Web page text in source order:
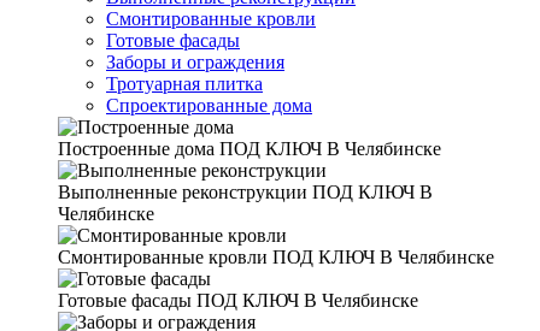
Смонтированные кровли
Готовые фасады
Заборы и ограждения
Тротуарная плитка
Спроектированные дома
Построенные дома ПОД КЛЮЧ В Челябинске
Выполненные реконструкции ПОД КЛЮЧ В
Челябинске
Смонтированные кровли ПОД КЛЮЧ В Челябинске
Готовые фасады ПОД КЛЮЧ В Челябинске